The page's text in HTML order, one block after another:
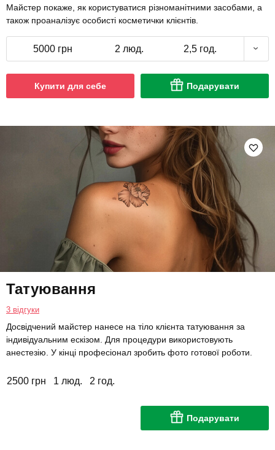
Майстер покаже, як користуватися різноманітними засобами, а
також проаналізує особисті косметички клієнтів.
5000 грн 2 люд. 2,5 год.
Купити для себе Подарувати
Татуювання
3 відгуки
Досвідчений майстер нанесе на тіло клієнта татуювання за
індивідуальним ескізом. Для процедури використовують
анестезію. У кінці професіонал зробить фото готової роботи.
2500 грн 1 люд. 2 год.
Подарувати